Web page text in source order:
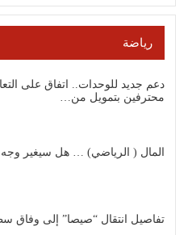
رياضة
محترفين بتمويل من…
المال ( الرياضي) … هل سيغير وجه
تفاصيل انتقال “صيصا” إلى وفاق